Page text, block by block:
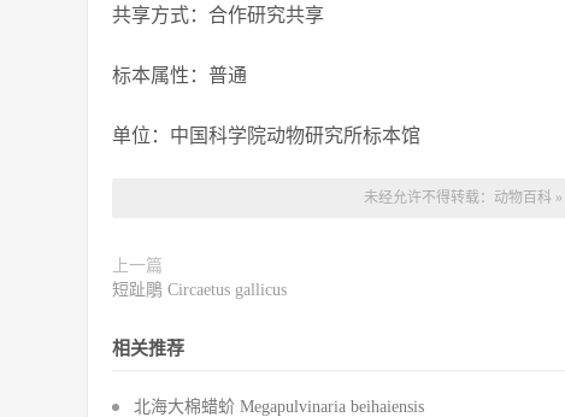
共享方式：合作研究共享
标本属性：普通
单位：中国科学院动物研究所标本馆
未经允许不得转载： 动物百科 »
上一篇
短趾鵰 Circaetus gallicus
相关推荐
北海大棉蜡蚧 Megapulvinaria beihaiensis